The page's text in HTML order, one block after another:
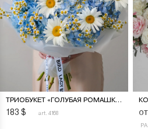
ТРИОБУКЕТ «ГОЛУБАЯ РОМАШКА»
183 $ art. 4168